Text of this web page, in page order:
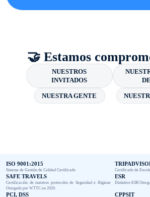
🤝 Estamos
NUESTROS
INVITADOS
NUESTRA GENTE
ISO 9001:2015
Sistema de Gestión de Calidad Certificado Certificado de
SAFE TRAVELS
Certificación de nuestros protocolos de Seguridad e Higiene
Otorgado por WTTC en 2020.
ESR
Distintivo ESR
PCI, DSS CPPSIT